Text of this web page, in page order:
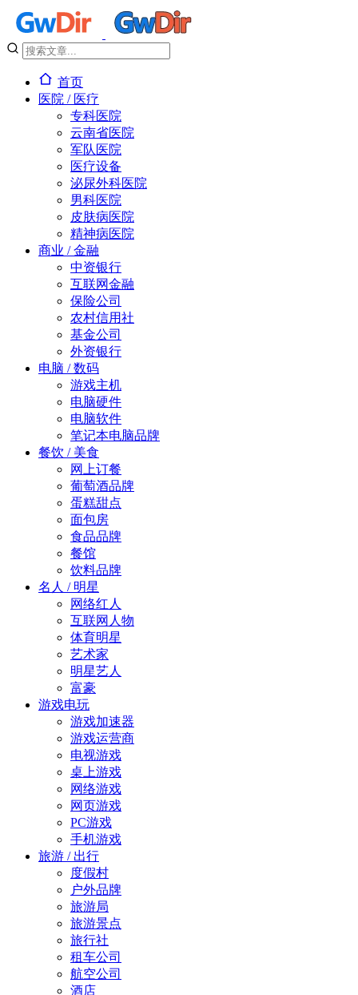
首页
医院 / 医疗
专科医院
云南省医院
军队医院
医疗设备
泌尿外科医院
男科医院
皮肤病医院
精神病医院
商业 / 金融
中资银行
互联网金融
保险公司
农村信用社
基金公司
外资银行
电脑 / 数码
游戏主机
电脑硬件
电脑软件
笔记本电脑品牌
餐饮 / 美食
网上订餐
葡萄酒品牌
蛋糕甜点
面包房
食品品牌
餐馆
饮料品牌
名人 / 明星
网络红人
互联网人物
体育明星
艺术家
明星艺人
富豪
游戏电玩
游戏加速器
游戏运营商
电视游戏
桌上游戏
网络游戏
网页游戏
PC游戏
手机游戏
旅游 / 出行
度假村
户外品牌
旅游局
旅游景点
旅行社
租车公司
航空公司
酒店